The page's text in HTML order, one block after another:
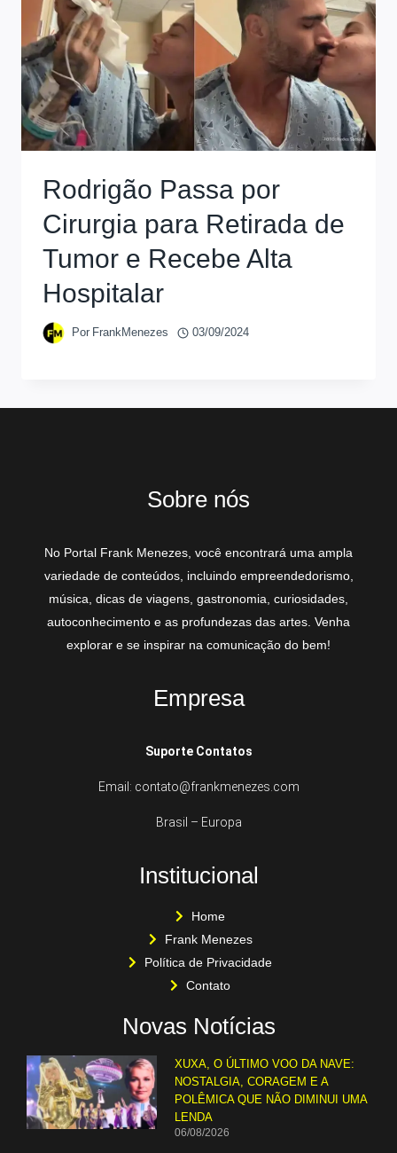
Rodrigão Passa por
Cirurgia para Retirada de
Tumor e Recebe Alta
Hospitalar
Por FrankMenezes 03/09/2024
Sobre nós
No Portal Frank Menezes, você encontrará uma ampla
variedade de conteúdos, incluindo empreendedorismo,
música, dicas de viagens, gastronomia, curiosidades,
autoconhecimento e as profundezas das artes. Venha
explorar e se inspirar na comunicação do bem!
Empresa
Suporte Contatos
Email: contato@frankmenezes.com
Brasil – Europa
Institucional
Home
Frank Menezes
Política de Privacidade
Contato
Novas Notícias
XUXA, O ÚLTIMO VOO DA NAVE:
NOSTALGIA, CORAGEM E A
POLÊMICA QUE NÃO DIMINUI UMA
LENDA
06/08/2026